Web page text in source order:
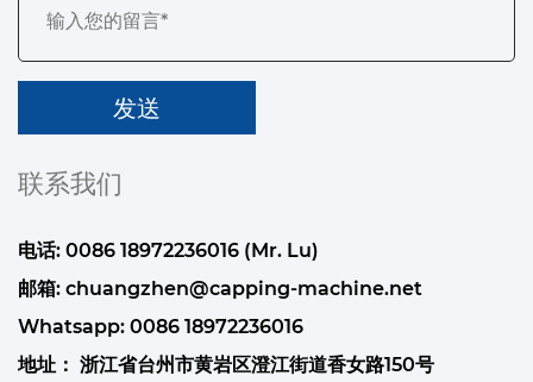
联系我们
电话: 0086 18972236016 (Mr. Lu)
邮箱: chuangzhen@capping-machine.net
Whatsapp: 0086 18972236016
地址： 浙江省台州市黄岩区澄江街道香女路150号